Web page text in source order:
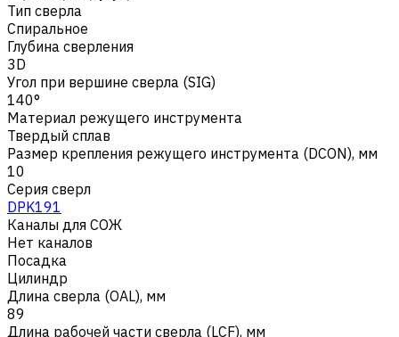
Тип сверла
Спиральное
Глубина сверления
3D
Угол при вершине сверла (SIG)
140°
Материал режущего инструмента
Твердый сплав
Размер крепления режущего инструмента (DCON), мм
10
Серия сверл
DPK191
Каналы для СОЖ
Нет каналов
Посадка
Цилиндр
Длина сверла (OAL), мм
89
Длина рабочей части сверла (LCF), мм